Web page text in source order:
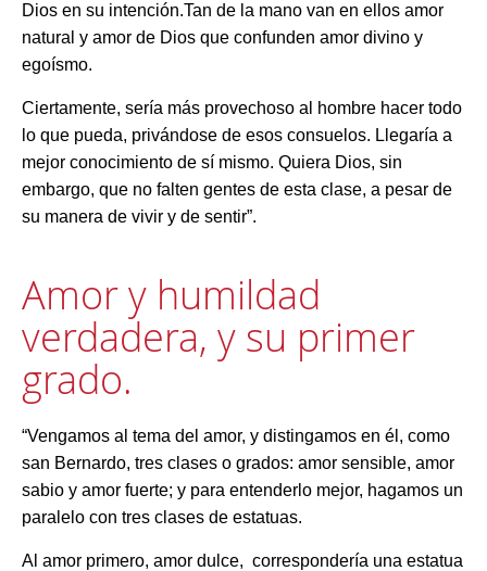
Dios en su intención.Tan de la mano van en ellos amor
natural y amor de Dios que confunden amor divino y
egoísmo.
Ciertamente, sería más provechoso al hombre hacer todo
lo que pueda, privándose de esos consuelos. Llegaría a
mejor conocimiento de sí mismo. Quiera Dios, sin
embargo, que no falten gentes de esta clase, a pesar de
su manera de vivir y de sentir”.
Amor y humildad
verdadera, y su primer
grado.
“Vengamos al tema del amor, y distingamos en él, como
san Bernardo, tres clases o grados: amor sensible, amor
sabio y amor fuerte; y para entenderlo mejor, hagamos un
paralelo con tres clases de estatuas.
Al amor primero, amor dulce, correspondería una estatua